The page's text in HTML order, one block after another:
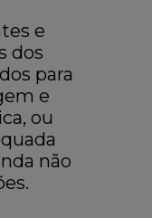
e
dos
para
e
ou
não